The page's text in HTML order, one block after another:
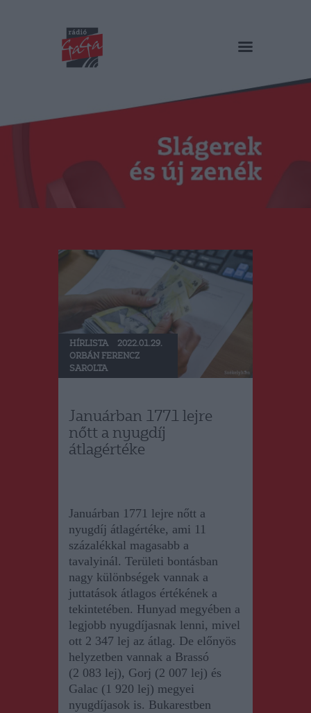
RÁDIÓ GAGA
Műsorok
Duma Duba
Podcast és videók
Stáb
Kapcsolat
HÍRLISTA
2022.01.29.
ORBÁN FERENCZ
SAROLTA
Januárban 1771 lejre
nőtt a nyugdíj
átlagértéke
Januárban 1771 lejre nőtt a
nyugdíj átlagértéke, ami 11
százalékkal magasabb a
tavalyinál. Területi bontásban
nagy különbségek vannak a
juttatások átlagos értékének a
tekintetében. Hunyad megyében a
legjobb nyugdíjasnak lenni, mivel
ott 2 347 lej az átlag. De előnyös
helyzetben vannak a Brassó
(2 083 lej), Gorj (2 007 lej) és
Galac (1 920 lej) megyei
nyugdíjasok is. Bukarestben